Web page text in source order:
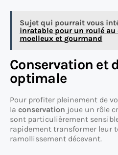
Sujet qui pourrait vous
inratable pour un roulé
moelleux et gourmand
Conservation et
optimale
Pour profiter pleinement de
la conservation joue un rôle
sont particulièrement
rapidement transformer leur
ramollissement décevant.